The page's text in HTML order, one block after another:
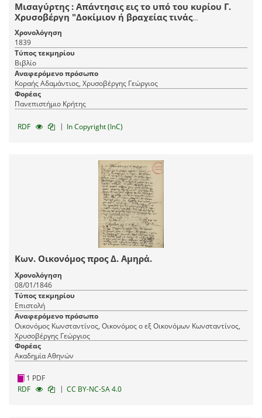
Μισαγύρτης : Απάντησις εις το υπό του κυρίου Γ.
Χρυσοβέργη "Δοκίμιον ή βραχείας τινάς
παρατηρήσεις εις δύω χωρία του κατά Λεωκράτους
λόγου του ρήτορος Λυκούργου του εκδεδομένου υπό
του Α. Κοραή' εν ω και περί της εκβάσεως του ιδίου
λόγου εμπαρόδως".
Χρονολόγηση
1839
Τύπος τεκμηρίου
Βιβλίο
Αναφερόμενο πρόσωπο
Κοραής Αδαμάντιος, Χρυσοβέργης Γεώργιος
Φορέας
Πανεπιστήμιο Κρήτης
RDF | In Copyright (InC)
Κων. Οικονόμος προς Δ. Αμηρά.
Χρονολόγηση
08/01/1846
Τύπος τεκμηρίου
Επιστολή
Αναφερόμενο πρόσωπο
Οικονόμος Κωνσταντίνος, Οικονόμος ο εξ Οικονόμων Κωνσταντίνος,
Χρυσοβέργης Γεώργιος
Φορέας
Ακαδημία Αθηνών
1 PDF
RDF
| CC BY-NC-SA 4.0